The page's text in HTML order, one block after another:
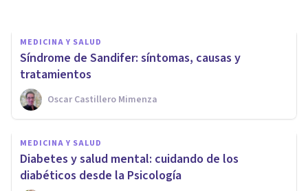
MEDICINA Y SALUD
Síndrome de Sandifer: síntomas, causas y
tratamientos
Oscar Castillero Mimenza
MEDICINA Y SALUD
Diabetes y salud mental: cuidando de los
diabéticos desde la Psicología
MEDICINA Y SALUD
Lanugo: características y
funciones de este tipo de vello
corporal